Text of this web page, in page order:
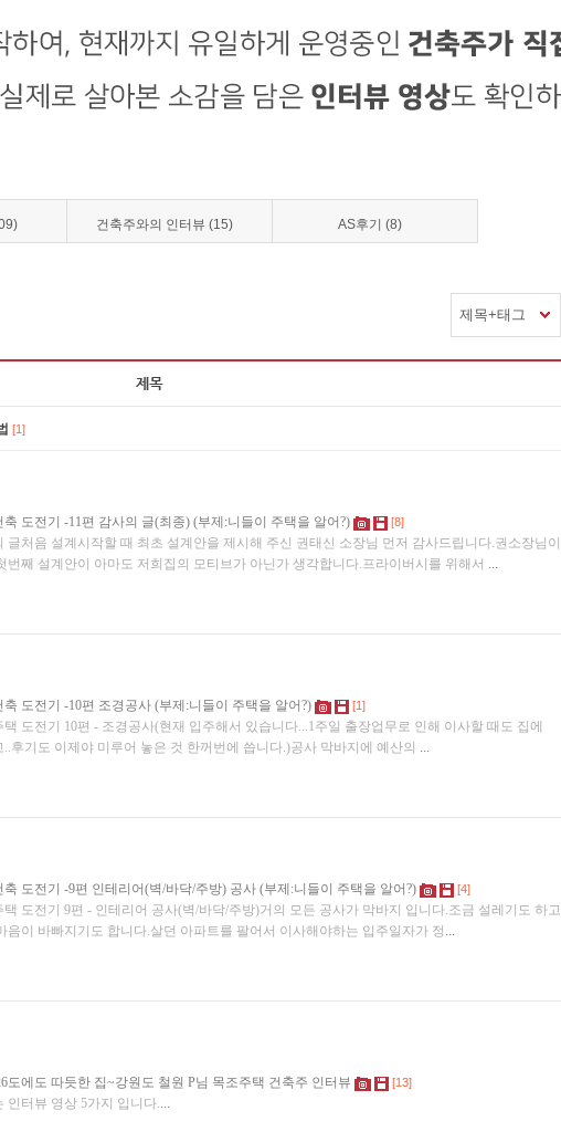
건축주와의 인터뷰 (15) AS후기 (8)
제목+태그
[1]
축 도전기 -11편 감사의 글(최종) (부제:니들이 주택을 알어?) [8]
글처음 설계시작할 때 최초 설계안을 제시해 주신 권태신 소장님 먼저 감사드립니다.권소장님이
번째 설계안이 아마도 저희집의 모티브가 아닌가 생각합니다.프라이버시를 위해서 ...
축 도전기 -10편 조경공사 (부제:니들이 주택을 알어?) [1]
택 도전기 10편 - 조경공사(현재 입주해서 있습니다...1주일 출장업무로 인해 이사할 때도 집에
..후기도 이제야 미루어 놓은 것 한꺼번에 씁니다.)공사 막바지에 예산의 ...
축 도전기 -9편 인테리어(벽/바닥/주방) 공사 (부제:니들이 주택을 알어?) [4]
택 도전기 9편 - 인테리어 공사(벽/바닥/주방)거의 모든 공사가 막바지 입니다.조금 설레기도 하고
음이 바빠지기도 합니다.살던 아파트를 팔어서 이사해야하는 입주일자가 정 ...
도에도 따듯한 집~강원도 철원 P님 목조주택 건축주 인터뷰 [13]
인터뷰 영상 5가지 입니다....